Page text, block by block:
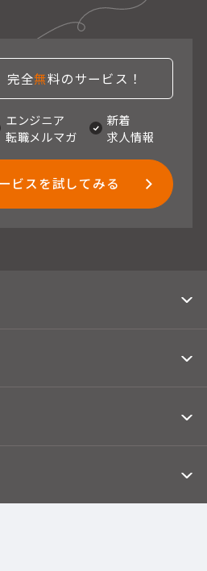
完全無料のサービス！
エンジニア
転職メルマガ
新着
求人情報
ビスを試してみる